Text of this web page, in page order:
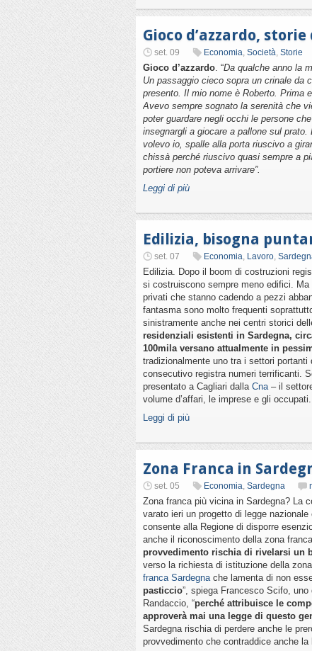
Gioco d’azzardo,
set. 09 Economia, Società, Storie
Gioco d’azzardo. “Da qualche anno la
Un passaggio cieco sopra un crinale da
presento. Il mio nome è Roberto. Prima
Avevo sempre sognato la serenità che
poter guardare negli occhi le persone
insegnargli a giocare a pallone sul
volevo io, spalle alla porta riuscivo a
chissà perché riuscivo quasi sempre a
portiere non poteva arrivare”.
Leggi di più
Edilizia, bisogna
set. 07 Economia, Lavoro,
Edilizia. Dopo il boom di costruzioni
si costruiscono sempre meno edifici.
privati che stanno cadendo a pezzi
fantasma sono molto frequenti
sinistramente anche nei centri storici
residenziali esistenti in Sardegna,
100mila versano attualmente in
tradizionalmente uno tra i settori
consecutivo registra numeri terrificanti.
presentato a Cagliari dalla Cna– il
volume d’affari, le imprese e gli occupati.
Leggi di più
Zona Franca in
set. 05 Economia, Sardegna
Zona franca più vicina in Sardegna? La
varato ieri un progetto di legge
consente alla Regione di disporre
anche il riconoscimento della zona
provvedimento rischia di rivelarsi un
verso la richiesta di istituzione della
franca Sardegnache lamenta di non
pasticcio”, spiega Francesco Scifo,
Randaccio, “perché attribuisce le
approverà mai una legge di questo
Sardegna rischia di perdere anche le
provvedimento che contraddice anche